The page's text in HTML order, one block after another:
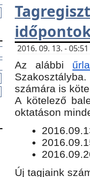
2016. 09. 13. -
Az alábbi
számára is
​A kötelező
oktatáson
Új tagjaink